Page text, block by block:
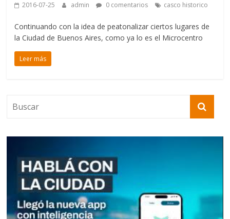
2016-07-25 admin 0 comentarios casco historico
Continuando con la idea de peatonalizar ciertos lugares de
la Ciudad de Buenos Aires, como ya lo es el Microcentro
Leer más